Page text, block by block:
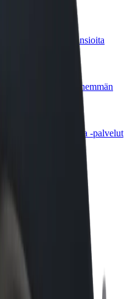
kauppa
ja kasvata ansioita
omistajaksi
Boltiin ja tienaa enemmän
Bolt-tuotteet ja -palvelut
OÜ